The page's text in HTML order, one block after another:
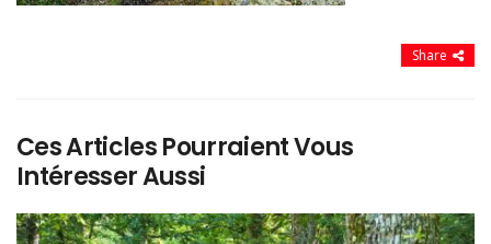
Share
Ces Articles Pourraient Vous
Intéresser Aussi